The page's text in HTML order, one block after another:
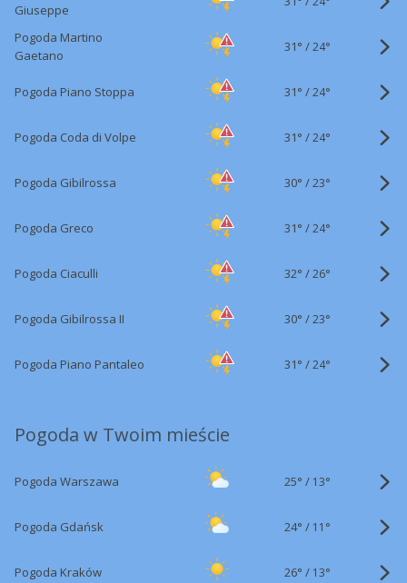
Giuseppe
Pogoda Martino
Gaetano
31° /24°
Pogoda Piano Stoppa 31° /24°
Pogoda Coda di Volpe 31° /24°
Pogoda Gibilrossa 30° /23°
Pogoda Greco 31° /24°
Pogoda Ciaculli 32° /26°
Pogoda Gibilrossa II 30° /23°
Pogoda Piano Pantaleo 31° /24°
Pogoda w Twoim mieście
Pogoda Warszawa 25° / 13°
Pogoda Gdańsk 24° / 11°
Pogoda Kraków 26° / 13°